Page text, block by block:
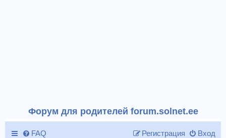
Форум для родителей forum.solnet.ee
FAQ Вход
Регистрация